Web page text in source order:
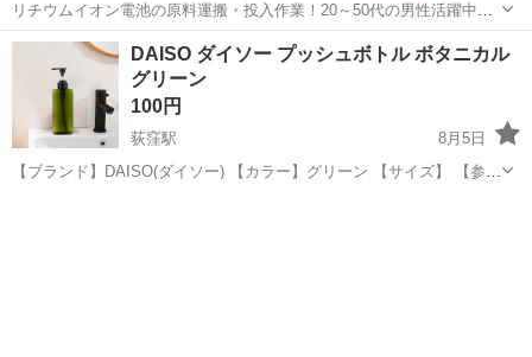
リチウムイオン電池の原料運搬・投入作業！20～50代の男性活躍中★
ワンルーム寮完備！赴任旅費会社負担！年間休日130日★フォークリフ
ト免許お持ちの方、活躍中！就業先食堂利用可★《神奈川県相模原
市》 人気の工場のお仕事 ◇電...
神奈川 相模原市 南橋本駅 その他
DAISO ダイソー プッシュボトル ボタニカル
グリーン
100円
荻窪駅
8月5日
【ブランド】DAISO(ダイソー) 【カラー】グリーン 【サイズ】 【参考